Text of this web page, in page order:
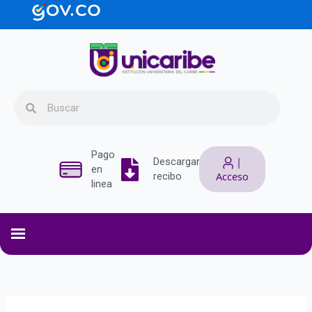
contenido
Pago
en
linea
Descargar
recibo
|
Acceso